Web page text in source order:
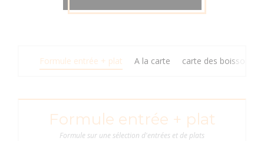
Formule entrée + plat A la carte carte des boissons
Formule entrée + plat
Formule sur une sélection d'entrées et de plats